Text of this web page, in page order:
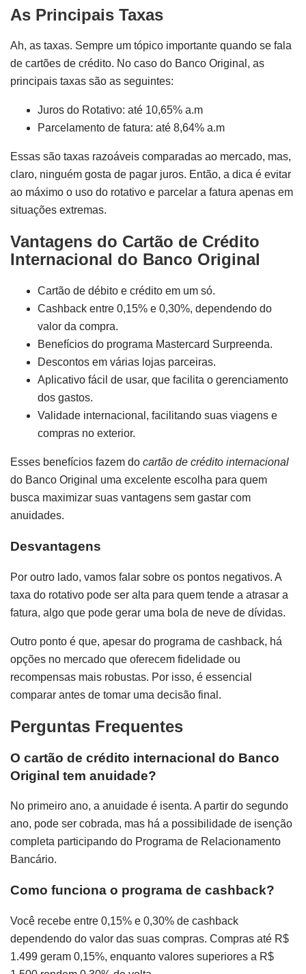
As Principais Taxas
Ah, as taxas. Sempre um tópico importante quando se fala
de cartões de crédito. No caso do Banco Original, as
principais taxas são as seguintes:
Juros do Rotativo: até 10,65% a.m
Parcelamento de fatura: até 8,64% a.m
Essas são taxas razoáveis comparadas ao mercado, mas,
claro, ninguém gosta de pagar juros. Então, a dica é evitar
ao máximo o uso do rotativo e parcelar a fatura apenas em
situações extremas.
Vantagens do Cartão de Crédito
Internacional do Banco Original
Cartão de débito e crédito em um só.
Cashback entre 0,15% e 0,30%, dependendo do
valor da compra.
Benefícios do programa Mastercard Surpreenda.
Descontos em várias lojas parceiras.
Aplicativo fácil de usar, que facilita o gerenciamento
dos gastos.
Validade internacional, facilitando suas viagens e
compras no exterior.
Esses benefícios fazem do cartão de crédito internacional
do Banco Original uma excelente escolha para quem
busca maximizar suas vantagens sem gastar com
anuidades.
Desvantagens
Por outro lado, vamos falar sobre os pontos negativos. A
taxa do rotativo pode ser alta para quem tende a atrasar a
fatura, algo que pode gerar uma bola de neve de dívidas.
Outro ponto é que, apesar do programa de cashback, há
opções no mercado que oferecem fidelidade ou
recompensas mais robustas. Por isso, é essencial
comparar antes de tomar uma decisão final.
Perguntas Frequentes
O cartão de crédito internacional do Banco
Original tem anuidade?
No primeiro ano, a anuidade é isenta. A partir do segundo
ano, pode ser cobrada, mas há a possibilidade de isenção
completa participando do Programa de Relacionamento
Bancário.
Como funciona o programa de cashback?
Você recebe entre 0,15% e 0,30% de cashback
dependendo do valor das suas compras. Compras até R$
1.499 geram 0,15%, enquanto valores superiores a R$